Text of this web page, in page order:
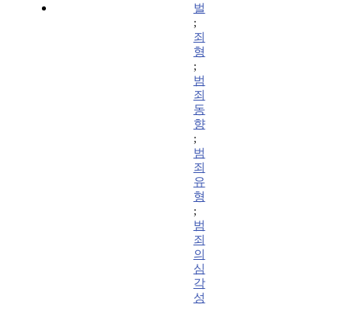
벌
;
죄
형
;
범
죄
동
향
;
범
죄
유
형
;
범
죄
의
심
각
성